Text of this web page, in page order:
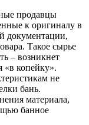
продавцы
к оригиналу в
документации,
Такое сырье
– возникнет
«в копейку».
не
бань.
материала,
банное